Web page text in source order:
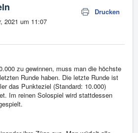
Drucken
2021 um 11:07
zu gewinnen, muss man die höchste
Runde haben. Die letzte Runde ist
das Punkteziel (Standard: 10.000)
Im reinen Solospiel wird stattdessen